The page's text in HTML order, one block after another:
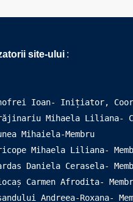
site-ului :
Ioan- Inițiator,
Mihaela Liliana-
Mihaiela-Membru
Mihaela Liliana-
Daniela Cerasela-
Carmen Afrodita-
Andreea-Roxana-